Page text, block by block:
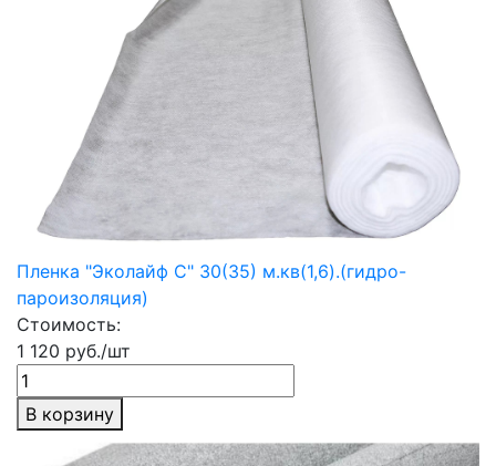
Пленка "Эколайф С" 30(35) м.кв(1,6).(гидро-
пароизоляция)
Стоимость:
1 120 руб./шт
В корзину